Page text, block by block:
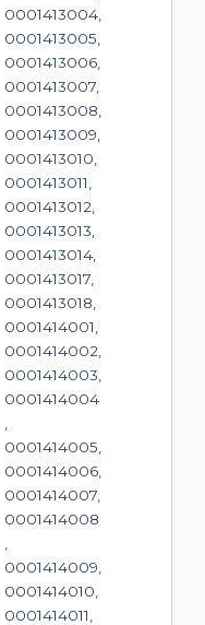
0001413004,
0001413005,
0001413006,
0001413007,
0001413008,
0001413009,
0001413010,
0001413011,
0001413012,
0001413013,
0001413014,
0001413017,
0001413018,
0001414001,
0001414002,
0001414003,
0001414004
0001414005,
0001414006,
0001414007,
0001414008
0001414009,
0001414010,
0001414011,